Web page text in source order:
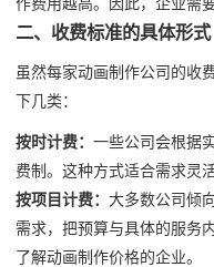
二、收费标准的具体形式
虽然每家动画制作公司的收
下几类：
按时计费： 一些公司会根据
费制。这种方式适合需求灵
按项目计费： 大多数公司倾
需求，把预算与具体的服务
了解动画制作价格的企业。